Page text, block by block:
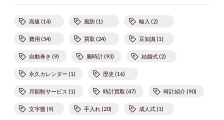
高級 (14) 風防 (1) 輸入 (2)
費用 (54) 買取 (24) 豆知識 (1)
自動巻き (9) 腕時計 (93) 結婚式 (2)
永久カレンダー (1) 歴史 (16)
月額制サービス (1) 時計買取 (47) 時計紹介 (90)
文字盤 (9) 手入れ (20) 成人式 (1)